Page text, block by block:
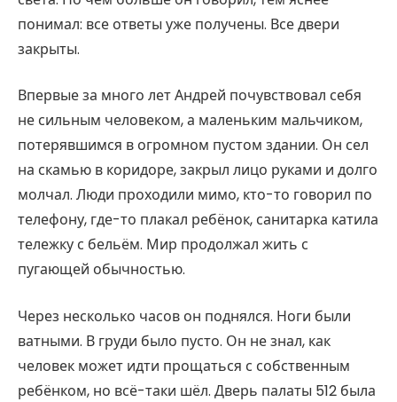
понимал: все ответы уже получены. Все двери
закрыты.
Впервые за много лет Андрей почувствовал себя
не сильным человеком, а маленьким мальчиком,
потерявшимся в огромном пустом здании. Он сел
на скамью в коридоре, закрыл лицо руками и долго
молчал. Люди проходили мимо, кто-то говорил по
телефону, где-то плакал ребёнок, санитарка катила
тележку с бельём. Мир продолжал жить с
пугающей обычностью.
Через несколько часов он поднялся. Ноги были
ватными. В груди было пусто. Он не знал, как
человек может идти прощаться с собственным
ребёнком, но всё-таки шёл. Дверь палаты 512 была